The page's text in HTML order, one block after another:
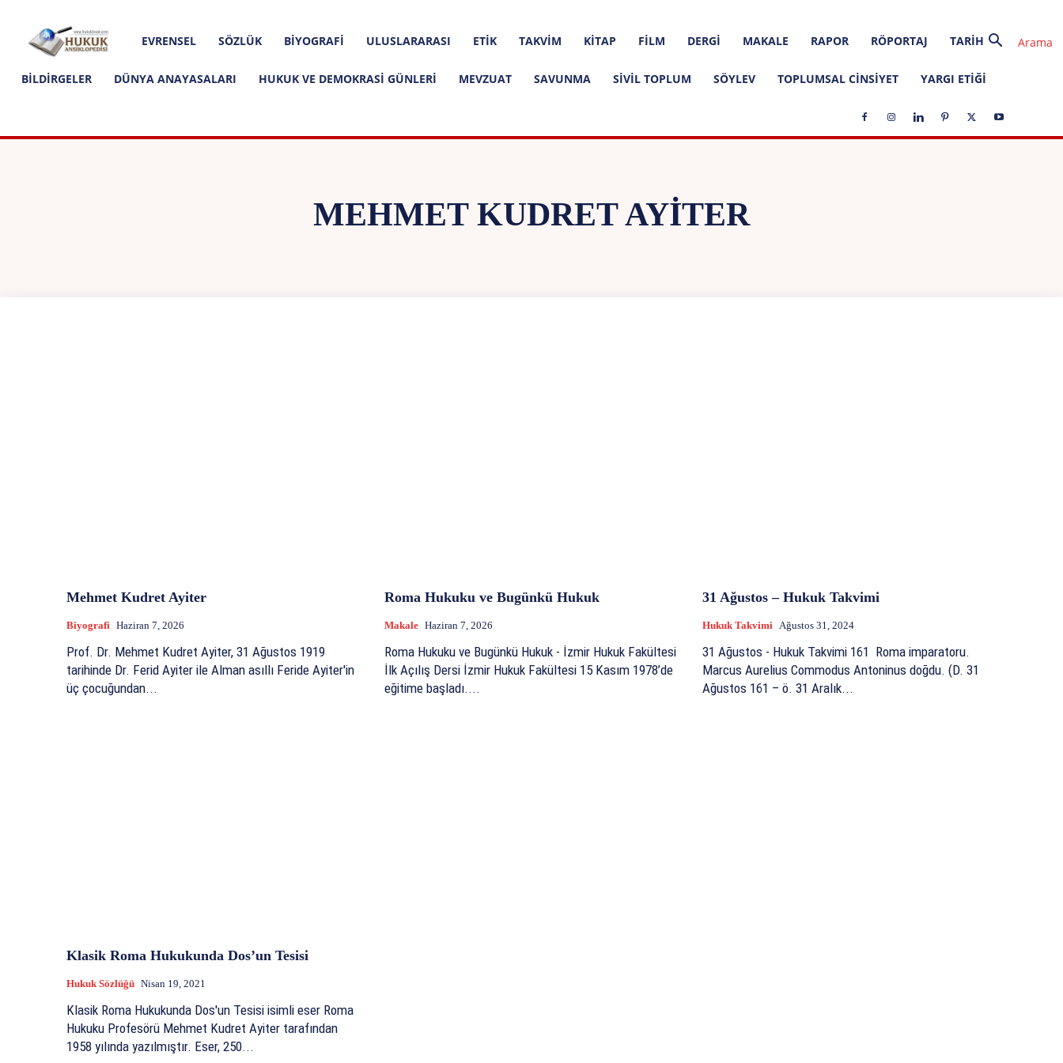
Hukuk
Ansiklopedisi
EVRENSEL SÖZLÜK BIYOGRAFI ULUSLARARASI ETIK TAKVIM KITAP FILM DERGI MAKALE RAPOR RÖPORTAJ TARIH
BILDIRGELER DÜNYA ANAYASALARI HUKUK VE DEMOKRASI GÜNLERI MEVZUAT SAVUNMA SIVIL TOPLUM SÖYLEV TOPLUMSAL CINSIYET YARGI ETIĞI
MEHMET KUDRET AYITER
Mehmet Kudret Ayiter
Biyografi Haziran 7, 2026
Prof. Dr. Mehmet Kudret Ayiter, 31 Ağustos 1919
tarihinde Dr. Ferid Ayiter ile Alman asıllı Feride Ayiter'in
üç çocuğundan...
Roma Hukuku ve Bugünkü Hukuk
Makale Haziran 7, 2026
Roma Hukuku ve Bugünkü Hukuk - İzmir Hukuk Fakültesi
İlk Açılış Dersi İzmir Hukuk Fakültesi 15 Kasım 1978’de
eğitime başladı....
31 Ağustos – Hukuk Takvimi
Hukuk Takvimi Ağustos 31, 2024
31 Ağustos - Hukuk Takvimi 161 Roma imparatoru.
Marcus Aurelius Commodus Antoninus doğdu. (D. 31
Ağustos 161 – ö. 31 Aralık...
Klasik Roma Hukukunda Dos’un Tesisi
Hukuk Sözlüğü Nisan 19, 2021
Klasik Roma Hukukunda Dos'un Tesisi isimli eser Roma
Hukuku Profesörü Mehmet Kudret Ayiter tarafından
1958 yılında yazılmıştır. Eser, 250...